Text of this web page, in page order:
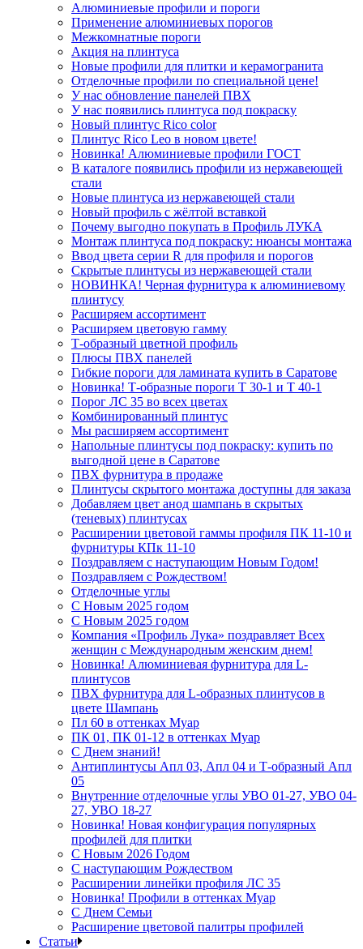
Алюминиевые профили и пороги
Применение алюминиевых порогов
Межкомнатные пороги
Акция на плинтуса
Новые профили для плитки и керамогранита
Отделочные профили по специальной цене!
У нас обновление панелей ПВХ
У нас появились плинтуса под покраску
Новый плинтус Rico color
Плинтус Rico Leo в новом цвете!
Новинка! Алюминиевые профили ГОСТ
В каталоге появились профили из нержавеющей
стали
Новые плинтуса из нержавеющей стали
Новый профиль с жёлтой вставкой
Почему выгодно покупать в Профиль ЛУКА
Монтаж плинтуса под покраску: нюансы монтажа
Ввод цвета серии R для профиля и порогов
Скрытые плинтусы из нержавеющей стали
НОВИНКА! Черная фурнитура к алюминиевому
плинтусу
Расширяем ассортимент
Расширяем цветовую гамму
Т-образный цветной профиль
Плюсы ПВХ панелей
Гибкие пороги для ламината купить в Саратове
Новинка! Т-образные пороги Т 30-1 и Т 40-1
Порог ЛС 35 во всех цветах
Комбинированный плинтус
Мы расширяем ассортимент
Напольные плинтусы под покраску: купить по
выгодной цене в Саратове
ПВХ фурнитура в продаже
Плинтусы скрытого монтажа доступны для заказа
Добавляем цвет анод шампань в скрытых
(теневых) плинтусах
Расширении цветовой гаммы профиля ПК 11-10 и
фурнитуры КПк 11-10
Поздравляем с наступающим Новым Годом!
Поздравляем с Рождеством!
Отделочные углы
С Новым 2025 годом
С Новым 2025 годом
Компания «Профиль Лука» поздравляет Всех
женщин с Международным женским днем!
Новинка! Алюминиевая фурнитура для L-
плинтусов
ПВХ фурнитура для L-образных плинтусов в
цвете Шампань
Пл 60 в оттенках Муар
ПК 01, ПК 01-12 в оттенках Муар
С Днем знаний!
Антиплинтусы Апл 03, Апл 04 и Т-образный Апл
05
Внутренние отделочные углы УВО 01-27, УВО 04-
27, УВО 18-27
Новинка! Новая конфигурация популярных
профилей для плитки
С Новым 2026 Годом
С наступающим Рождеством
Расширении линейки профиля ЛС 35
Новинка! Профили в оттенках Муар
С Днем Семьи
Расширение цветовой палитры профилей
Статьи